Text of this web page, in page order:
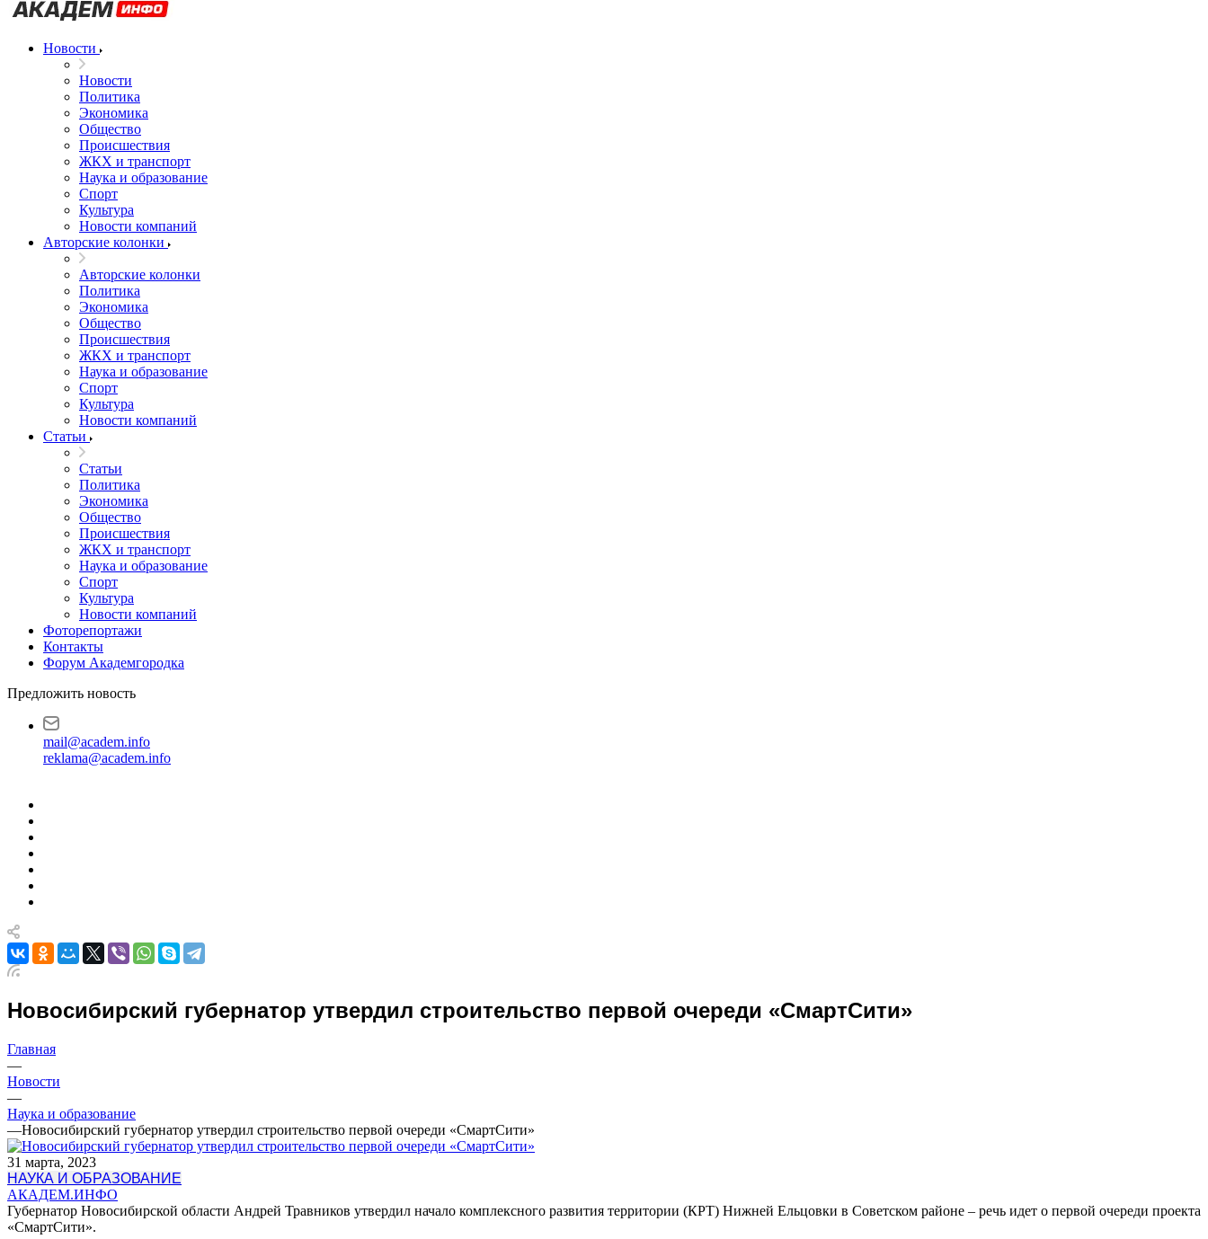
Новости
Новости
Политика
Экономика
Общество
Происшествия
ЖКХ и транспорт
Наука и образование
Спорт
Культура
Новости компаний
Авторские колонки
Авторские колонки
Политика
Экономика
Общество
Происшествия
ЖКХ и транспорт
Наука и образование
Спорт
Культура
Новости компаний
Статьи
Статьи
Политика
Экономика
Общество
Происшествия
ЖКХ и транспорт
Наука и образование
Спорт
Культура
Новости компаний
Фоторепортажи
Контакты
Форум Академгородка
Предложить новость
mail@academ.info
reklama@academ.info
Новосибирский губернатор утвердил строительство первой очереди «СмартСити»
Главная
—
Новости
—
Наука и образование
—Новосибирский губернатор утвердил строительство первой очереди «СмартСити»
31 марта, 2023
НАУКА И ОБРАЗОВАНИЕ
АКАДЕМ.ИНФО
Губернатор Новосибирской области Андрей Травников утвердил начало комплексного развития территории (КРТ) Нижней Ельцовки в Советском районе – речь идет о первой очереди проекта
«СмартСити».